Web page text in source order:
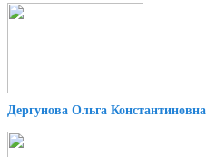
Дергунова Ольга Константиновна